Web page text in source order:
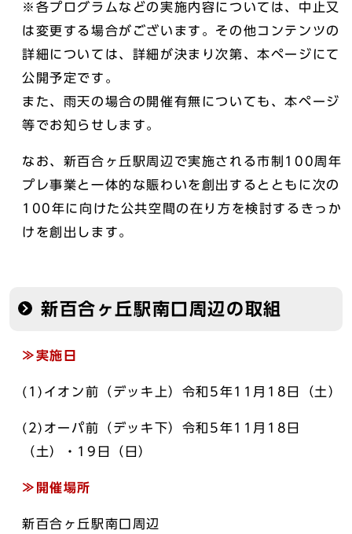
※各プログラムなどの実施内容については、中止又
は変更する場合がございます。その他コンテンツの
詳細については、詳細が決まり次第、本ページにて
公開予定です。
また、雨天の場合の開催有無についても、本ページ
等でお知らせします。
なお、新百合ヶ丘駅周辺で実施される市制100周年
プレ事業と一体的な賑わいを創出するとともに次の
100年に向けた公共空間の在り方を検討するきっか
けを創出します。
新百合ヶ丘駅南口周辺の取組
≫実施日
(1)イオン前（デッキ上）令和5年11月18日（土）
(2)オーパ前（デッキ下）令和5年11月18日
（土）・19日（日）
≫開催場所
新百合ヶ丘駅南口周辺